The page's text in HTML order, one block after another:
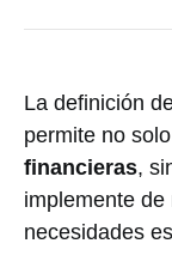
La definición
permite no solo
financieras,
implemente
necesidades